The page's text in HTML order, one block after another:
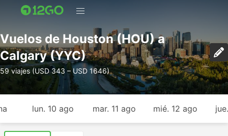
Vuelos de Houston (HOU) a
Calgary (YYC)
59 viajes (USD 343 – USD 1646)
lun. 10 ago mar. 11 ago mié. 12 ago